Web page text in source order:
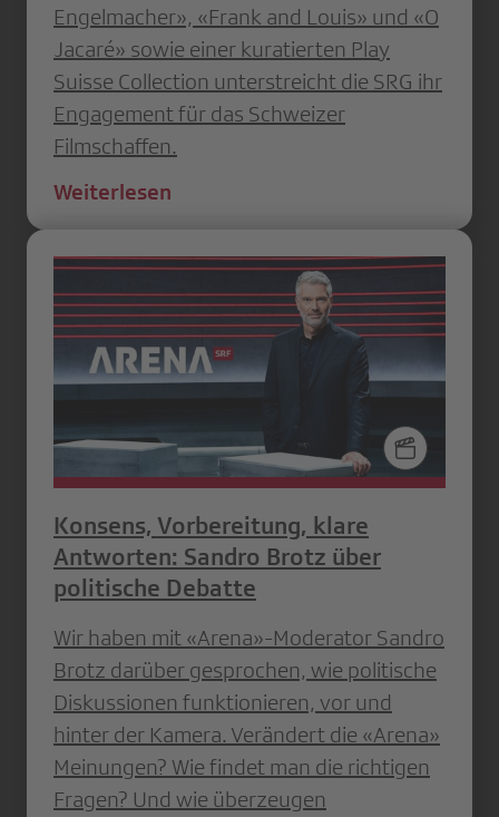
Engelmacher», «Frank and Louis» und «O
Jacaré» sowie einer kuratierten Play
Suisse Collection unterstreicht die SRG ihr
Engagement für das Schweizer
Filmschaffen.
Weiterlesen
Konsens, Vorbereitung, klare
Antworten: Sandro Brotz über
politische Debatte
Wir haben mit «Arena»-Moderator Sandro
Brotz darüber gesprochen, wie politische
Diskussionen funktionieren, vor und
hinter der Kamera. Verändert die «Arena»
Meinungen? Wie findet man die richtigen
Fragen? Und wie überzeugen